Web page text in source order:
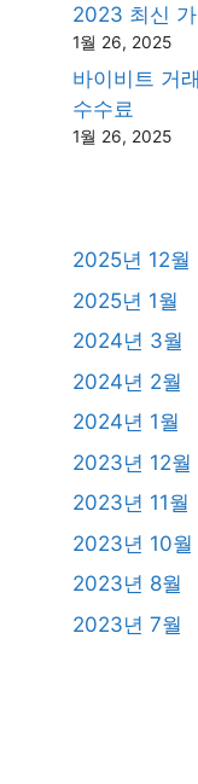
2023 최신
1월 26, 2025
바이비트 거
수수료
1월 26, 2025
2025년 12월
2025년 1월
2024년 3월
2024년 2월
2024년 1월
2023년 12월
2023년 11월
2023년 10월
2023년 8월
2023년 7월